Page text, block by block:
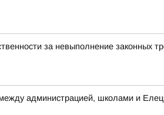
за невыполнение законных
администрацией, школами и